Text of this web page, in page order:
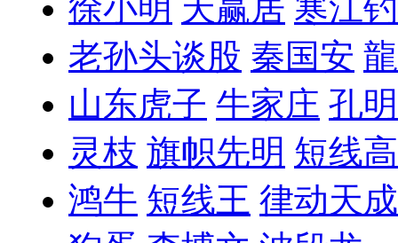
徐小明 天赢居 寒江
老孙头谈股 秦国安
山东虎子 牛家庄 孔
灵枝 旗帜先明 短线
鸿牛 短线王 律动天成